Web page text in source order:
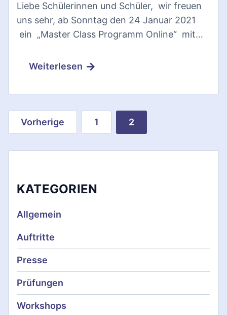
Liebe Schülerinnen und Schüler, wir freuen
uns sehr, ab Sonntag den 24 Januar 2021
ein „Master Class Programm Online“ mit…
Weiterlesen
e
n
n
u
m
m
Vorherige 1 2
KATEGORIEN
Allgemein
Auftritte
Presse
Prüfungen
Workshops